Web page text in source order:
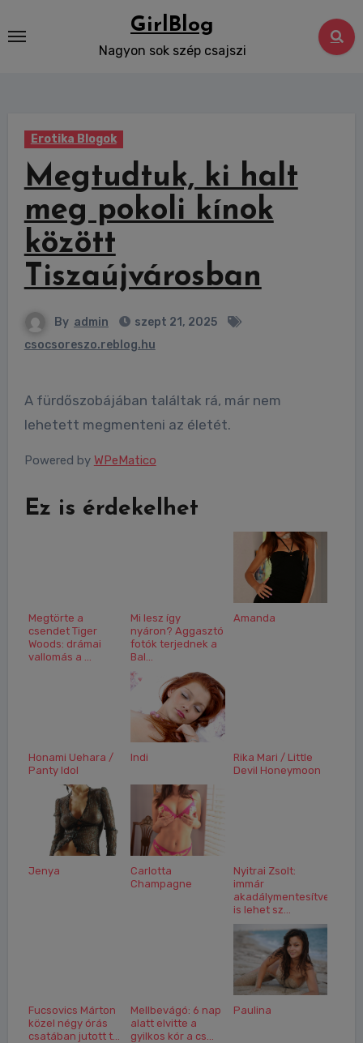
to
GirlBlog
Nagyon sok szép csajszi
Erotika Blogok
Megtudtuk, ki halt
meg pokoli kínok
között
Tiszaújvárosban
By admin
szept 21, 2025
csocsoreszo.reblog.hu
A fürdőszobájában találtak rá, már nem
lehetett megmenteni az életét.
Powered by WPeMatico
Ez is érdekelhet
Megtörte a
csendet Tiger
Woods: drámai
vallomás a ...
Mi lesz így
nyáron? Aggasztó
fotók terjednek a
Bal...
Amanda
Honami Uehara /
Panty Idol
Indi
Rika Mari / Little
Devil Honeymoon
Jenya
Carlotta
Champagne
Nyitrai Zsolt:
immár
akadálymentesítve
is lehet sz...
Fucsovics Márton
közel négy órás
csatában jutott t...
Mellbevágó: 6 nap
alatt elvitte a
gyilkos kór a cs...
Paulina